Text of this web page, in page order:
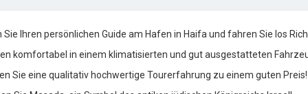
Ihren persönlichen Guide am Hafen in Haifa und fahren Sie los
komfortabel in einem klimatisierten und gut ausgestatteten
Sie eine qualitativ hochwertige Tourerfahrung zu einem guten Preis!